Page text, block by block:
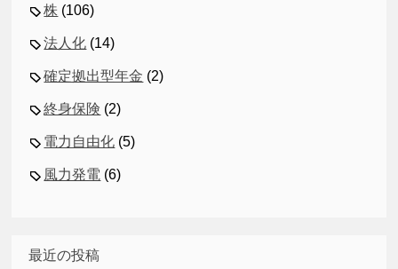
株 (106)
法人化 (14)
確定拠出型年金 (2)
終身保険 (2)
電力自由化 (5)
風力発電 (6)
最近の投稿